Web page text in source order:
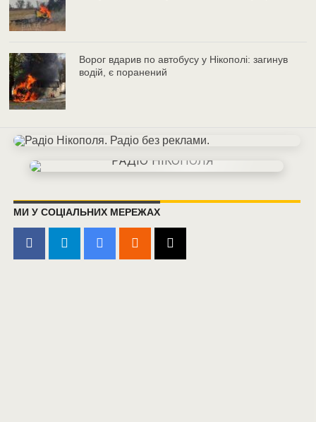
Ворог вдарив по автобусу у Нікополі: загинув
водій, є поранений
МИ У СОЦІАЛЬНИХ МЕРЕЖАХ